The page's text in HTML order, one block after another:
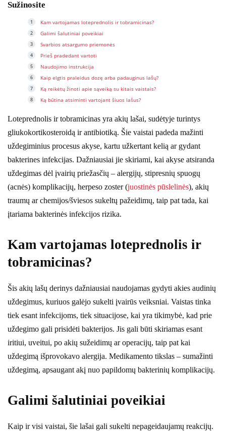
Sužinosite
Kam vartojamas loteprednolis ir tobramicinas?
Galimi šalutiniai poveikiai
Svarbios atsargumo priemonės
Prieš pradedant vartoti
Naudojimo instrukcija
Kaip elgtis praleidus dozę arba padauginus lašų?
Ką reikėtų žinoti apie sąveiką su kitais vaistais?
Ką būtina atsiminti vartojant šiuos lašus?
Loteprednolis ir tobramicinas yra akių lašai, sudėtyje turintys
gliukokortikosteroidą ir antibiotiką. Šie vaistai padeda mažinti
uždegiminius procesus akyse, kartu užkertant kelią ar gydant
bakterines infekcijas. Dažniausiai jie skiriami, kai akyse atsiranda
uždegimas dėl įvairių priežasčių – alergijų, stipresnių spuogų
(acnės) komplikacijų, herpeso zoster (juostinės pūslelinės), akių
traumų ar chemijos/šviesos sukeltų pažeidimų, taip pat tada, kai
įtariama bakterinės infekcijos rizika.
Kam vartojamas loteprednolis ir
tobramicinas?
Šis akių lašų derinys dažniausiai naudojamas gydyti akies audinių
uždegimus, kuriuos galėjo sukelti įvairūs veiksniai. Vaistas tinka
tiek esant infekcijoms, tiek situacijose, kai yra tikimybė, kad prie
uždegimo gali prisidėti bakterijos. Jis gali būti skiriamas esant
iritiui, uveitui, po akių sužeidimų ar operacijų, taip pat kai
uždegimą išprovokavo alergija. Medikamento tikslas – sumažinti
uždegimą, apsaugant akį nuo papildomų bakterinių komplikacijų.
Galimi šalutiniai poveikiai
Kaip ir visi vaistai, šie lašai gali sukelti nepageidaujamų reakcijų.